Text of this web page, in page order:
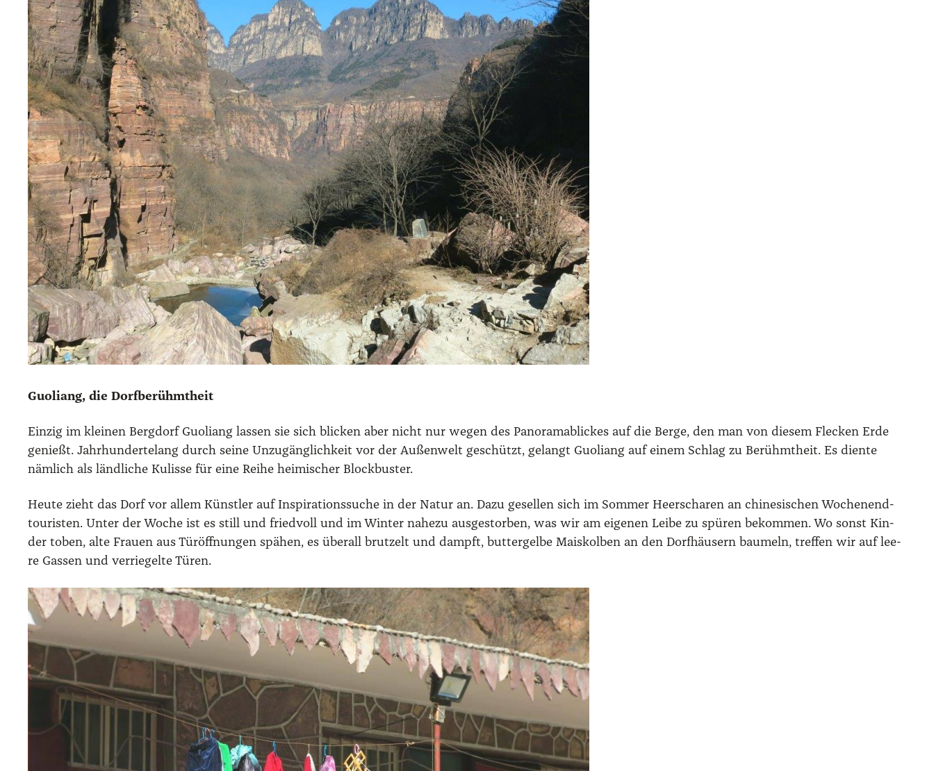
Guo­liang, die Dorf­be­rühmt­heit
Ein­zig im klei­nen Berg­dorf Guo­liang las­sen sie sich bli­cken aber nicht nur wegen des Pan­ora­ma­bli­ckes auf die Ber­ge, den man von die­sem Fle­cken Erde
genießt. Jahr­hun­der­te­lang durch sei­ne Unzu­gäng­lich­keit vor der Außen­welt geschützt, gelangt Guo­liang auf einem Schlag zu Berühmt­heit. Es dien­te
näm­lich als länd­li­che Kulis­se für eine Rei­he hei­mi­scher Block­bus­ter.
Heu­te zieht das Dorf vor allem Künst­ler auf Inspi­ra­ti­ons­su­che in der Natur an. Dazu gesel­len sich im Som­mer Heer­scha­ren an chi­ne­si­schen Wochen­end­
tou­ris­ten. Unter der Woche ist es still und fried­voll und im Win­ter nahe­zu aus­ge­stor­ben, was wir am eige­nen Lei­be zu spü­ren bekom­men. Wo sonst Kin­
der toben, alte Frau­en aus Tür­öff­nun­gen spä­hen, es über­all brut­zelt und dampft, but­ter­gel­be Mais­kol­ben an den Dorf­häu­sern bau­meln, tref­fen wir auf lee­
re Gas­sen und ver­rie­gel­te Türen.